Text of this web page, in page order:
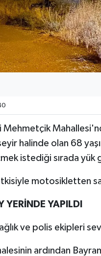
Mehmetçik
halinde olan 68
istediği sırada yük
motosikletten
YERİNDE YAPILDI
ve polis ekipleri
ardından